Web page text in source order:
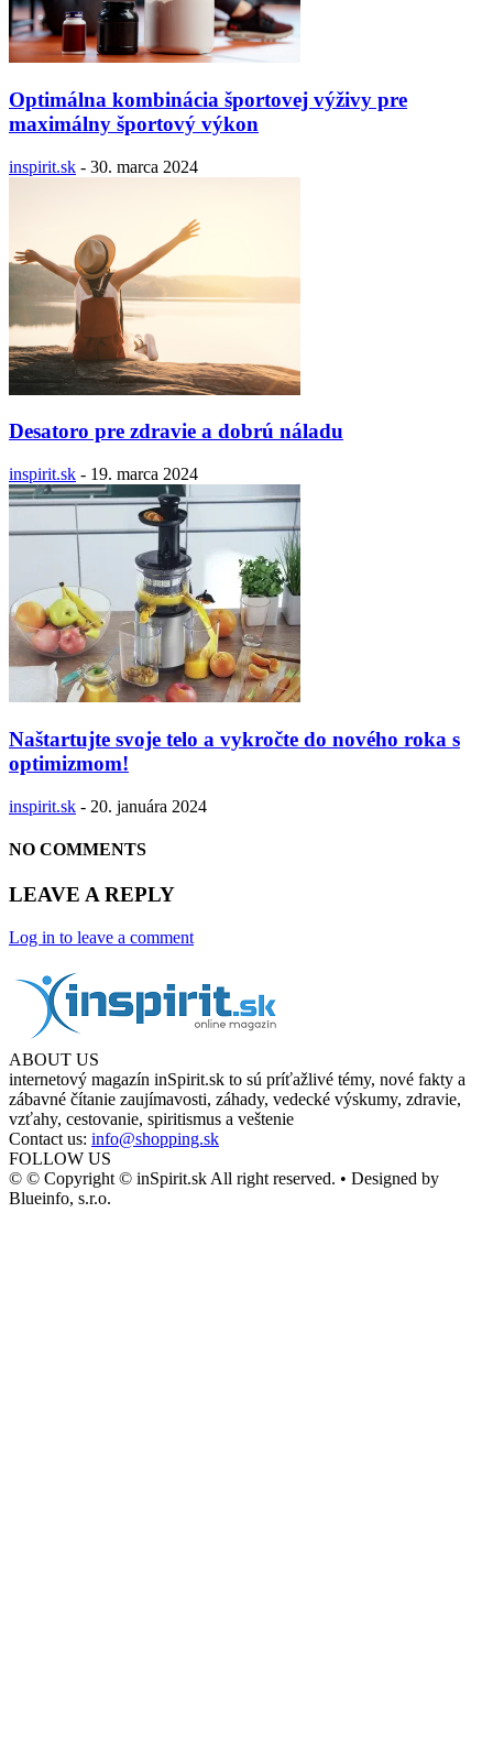
Optimálna kombinácia športovej výživy pre
maximálny športový výkon
inspirit.sk - 30. marca 2024
Desatoro pre zdravie a dobrú náladu
inspirit.sk - 19. marca 2024
Naštartujte svoje telo a vykročte do nového roka s
optimizmom!
inspirit.sk - 20. januára 2024
NO COMMENTS
LEAVE A REPLY
Log in to leave a comment
ABOUT US
internetový magazín inSpirit.sk to sú príťažlivé témy, nové fakty a
zábavné čítanie zaujímavosti, záhady, vedecké výskumy, zdravie,
vzťahy, cestovanie, spiritismus a veštenie
Contact us: info@shopping.sk
FOLLOW US
© © Copyright © inSpirit.sk All right reserved. • Designed by
Blueinfo, s.r.o.